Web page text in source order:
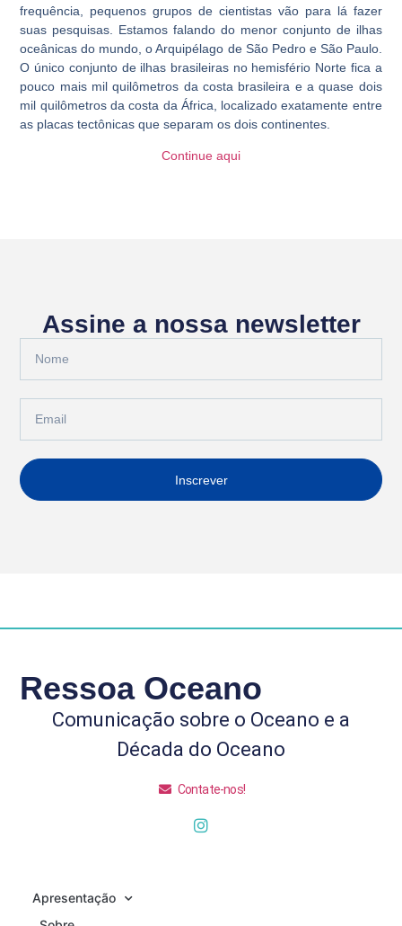
frequência, pequenos grupos de cientistas vão para lá fazer
suas pesquisas. Estamos falando do menor conjunto de ilhas
oceânicas do mundo, o Arquipélago de São Pedro e São Paulo.
O único conjunto de ilhas brasileiras no hemisfério Norte fica a
pouco mais mil quilômetros da costa brasileira e a quase dois
mil quilômetros da costa da África, localizado exatamente entre
as placas tectônicas que separam os dois continentes.
Continue aqui
Assine a nossa newsletter
Inscrever
Ressoa Oceano
Comunicação sobre o Oceano e a
Década do Oceano
Contate-nos!
Apresentação